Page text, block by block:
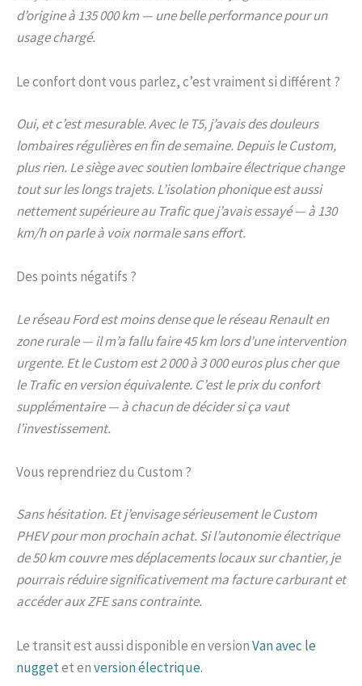
d’origine à 135 000 km — une belle performance pour un
usage chargé.
Le confort dont vous parlez, c’est vraiment si différent ?
Oui, et c’est mesurable. Avec le T5, j’avais des douleurs
lombaires régulières en fin de semaine. Depuis le Custom,
plus rien. Le siège avec soutien lombaire électrique change
tout sur les longs trajets. L’isolation phonique est aussi
nettement supérieure au Trafic que j’avais essayé — à 130
km/h on parle à voix normale sans effort.
Des points négatifs ?
Le réseau Ford est moins dense que le réseau Renault en
zone rurale — il m’a fallu faire 45 km lors d’une intervention
urgente. Et le Custom est 2 000 à 3 000 euros plus cher que
le Trafic en version équivalente. C’est le prix du confort
supplémentaire — à chacun de décider si ça vaut
l’investissement.
Vous reprendriez du Custom ?
Sans hésitation. Et j’envisage sérieusement le Custom
PHEV pour mon prochain achat. Si l’autonomie électrique
de 50 km couvre mes déplacements locaux sur chantier, je
pourrais réduire significativement ma facture carburant et
accéder aux ZFE sans contrainte.
Le transit est aussi disponible en versionVan avec le
nuggetet enversion électrique.